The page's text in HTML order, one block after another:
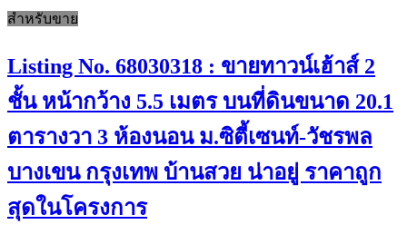
สำหรับขาย
Listing No. 68030318 : ขายทาวน์เฮ้าส์ 2
ชั้น หน้ากว้าง 5.5 เมตร บนที่ดินขนาด 20.1
ตารางวา 3 ห้องนอน ม.ซิตี้เซนท์-วัชรพล
บางเขน กรุงเทพ บ้านสวย น่าอยู่ ราคาถูก
สุดในโครงการ